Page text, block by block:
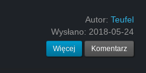
Autor: Teufel
Wysłano: 2018-05-24
Więcej Komentarz